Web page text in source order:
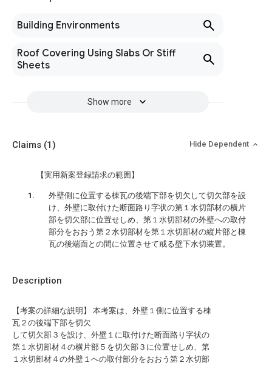
Building Environments
Roof Covering Using Slabs Or Stiff
Sheets
Show more
Description
【考案の詳細な説明】 本考案は、外壁１側に位置する棟
瓦２の後端下部を切欠
して切欠部３を設け、外壁１に取付けた断面路り字状の
第１水切部材４の横片部５を切欠部３に位置せしめ、第
１水切部材４の外壁１への取付部分をおおう第２水切部
Claims (1) Hide Dependent
【実用新案登録請求の範囲】
外壁側に位置する棟瓦の後端下部を切欠して切欠部を設
け、外壁に取付けた断面路り字状の第１水切部材の横片
部を切欠部に位置せしめ、第１水切部材の外壁への取付
部分をおおう第２水切部材を第１水切部材の縦片部と棟
瓦の後端面との間に位置させて戒る壁下水切装置。